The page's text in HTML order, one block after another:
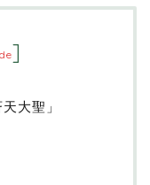
]
大聖」